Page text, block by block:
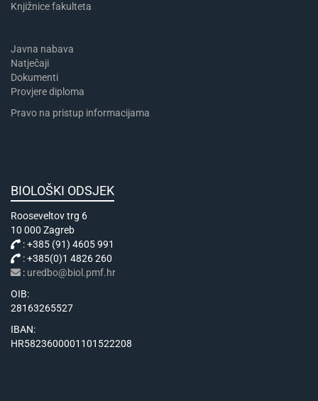
Knjižnice fakulteta
Javna nabava
Natječaji
Dokumenti
Provjere diploma
Pravo na pristup informacijama
BIOLOŠKI ODSJEK
Rooseveltov trg 6
10 000 Zagreb
: +385 (91) 4605 991
: +385(0)1 4826 260
: uredbo@biol.pmf.hr
OIB:
28163265527
IBAN:
HR5823600001101522208